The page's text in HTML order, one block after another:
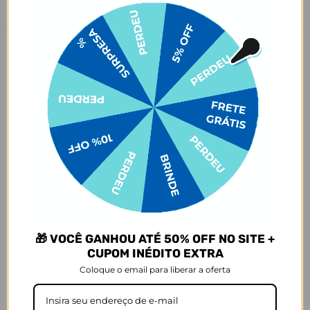
Garrafa Térmica Urban , disponível em Preto, Branco,
Rosa e Azul Royal. A Urban tem uma capacidade de 500ml em um
design slim, perfeita para quem busca praticidade no dia a dia.
Contando com a qualidade Gocase que você já conhece, sua bebida
permanece quente por até 12 horas ou fria por até 24 horas. Além
disso, tem uma alça removível super prática, tornando o transporte
mais fácil e conveniente.
Agora vem a melhor parte: está disponível em centenas de
estampas que agradam desde os minimalistas até os pais de pets e
amantes de futebol. E claro, isso tudo sem mencionar todos os
personagens mais amados que fazem parte do nosso portfólio. Seja
qual for sua personalidade, existe uma estampa perfeita te
garrafa é a escolha ideal para quem busca praticidade e estilo.
Quer uma dica? Para manter sua bebida ainda mais gelada,
recomendamos colocar gelo dentro da garrafa.
Dimensões e Composição
- Capacidade: 500ml
🎁 VOCÊ GANHOU ATÉ 50% OFF NO SITE +
CUPOM INÉDITO EXTRA
Coloque o email para liberar a oferta